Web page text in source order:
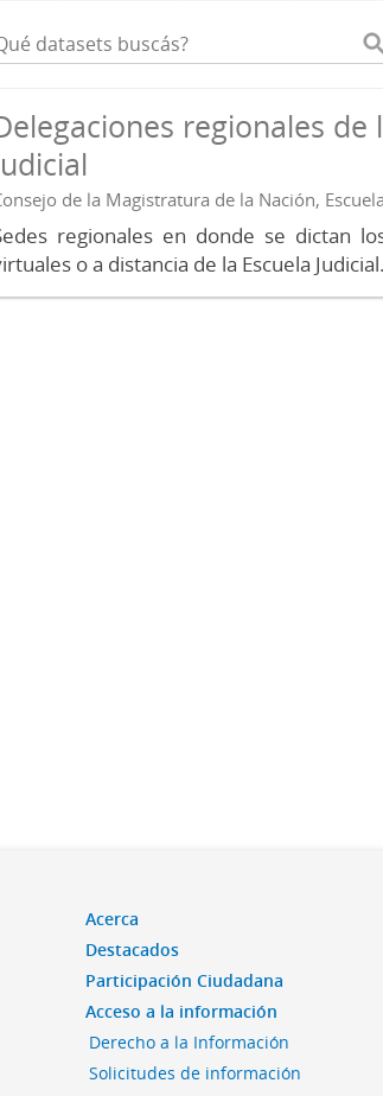
regionales de
de la Magistratura de la Nación,
regionales en donde se dictan
o a distancia de la Escuela Judicial.
Acerca
Destacados
Participación Ciudadana
Acceso a la información
Derecho a la Información
Solicitudes de información